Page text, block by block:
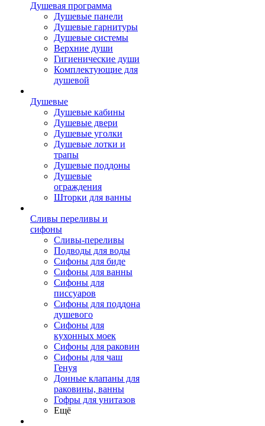
Душевая программа
Душевые панели
Душевые гарнитуры
Душевые системы
Верхние души
Гигиенические души
Комплектующие для
душевой
Душевые
Душевые кабины
Душевые двери
Душевые уголки
Душевые лотки и
трапы
Душевые поддоны
Душевые
ограждения
Шторки для ванны
Сливы переливы и
сифоны
Сливы-переливы
Подводы для воды
Сифоны для биде
Сифоны для ванны
Сифоны для
писсуаров
Сифоны для поддона
душевого
Сифоны для
кухонных моек
Сифоны для раковин
Сифоны для чаш
Генуя
Донные клапаны для
раковины, ванны
Гофры для унитазов
Ещё